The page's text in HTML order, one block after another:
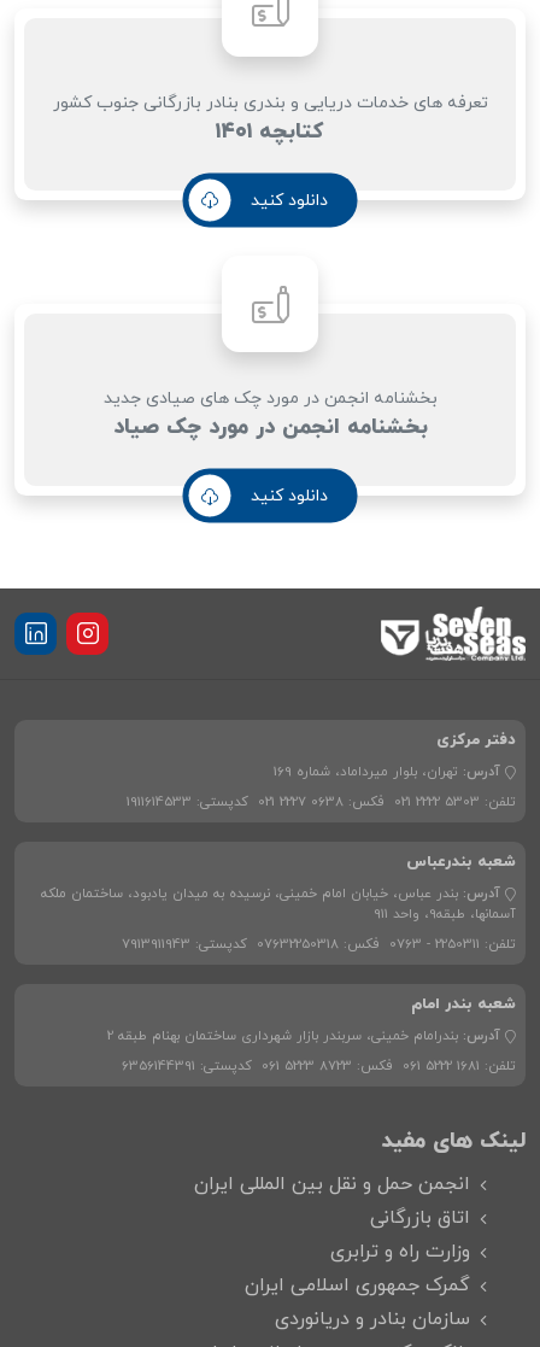
تعرفه های خدمات دریایی و بندری بنادر بازرگانی جنوب کشور
کتابچه ۱۴۰۱
دانلود کنید
بخشنامه انجمن در مورد چک های صیادی جدید
بخشنامه انجمن در مورد چک صیاد
دانلود کنید
دفتر مرکزی
آدرس: تهران، بلوار میرداماد، شماره 169
تلفن: 021 2222 5303 فکس: 021 2227 0638 کدپستی: 1911614533
شعبه بندرعباس
آدرس: بندر عباس، خیابان امام خمینی، نرسیده به میدان یادبود، ساختمان ملکه
آسمانها، طبقه9، واحد 911
تلفن: 0763 - 2250311 فکس: 07632250318 کدپستی: 7913911943
شعبه بندر امام
آدرس: بندرامام خمینی، سربندر بازار شهرداری ساختمان بهنام طبقه 2
تلفن: 061 5222 1681 فکس: 061 5223 8723 کدپستی: 6356144391
لینک های مفید
انجمن حمل و نقل بین المللی ایران
اتاق بازرگانی
وزارت راه و ترابری
گمرک جمهوری اسلامی ایران
سازمان بنادر و دریانوردی